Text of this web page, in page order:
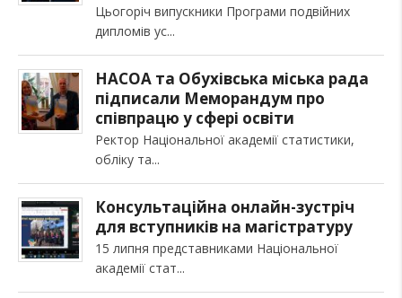
Цьогоріч випускники Програми подвійних
дипломів ус
НАСОА та Обухівська міська рада
підписали Меморандум про
співпрацю у сфері освіти
Ректор Національної академії статистики,
обліку та
Консультаційна онлайн-зустріч
для вступників на магістратуру
15 липня представниками Національної
академії стат